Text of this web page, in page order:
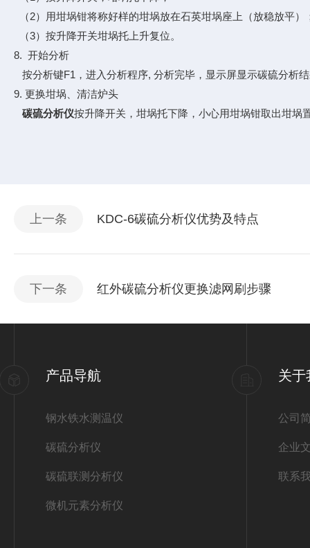
（2）用坩埚钳将称好样的坩埚放在石英坩埚座上（放稳放平）
（3）按升降开关坩埚托上升复位。
8. 开始分析
按分析键F1，进入分析程序, 分析完毕，显示屏显示碳硫分析
9. 更换坩埚、清洁炉头
碳硫分析仪按升降开关，坩埚托下降，小心用坩埚钳取出坩埚
上一条 KDC-6碳硫分析仪优势及特点
下一条 红外碳硫分析仪更换滤网刷步骤
产品导航
钢水铁水测温仪
碳硫分析仪
碳硫联测分析仪
微机元素分析仪
关于
公司
企业
联系